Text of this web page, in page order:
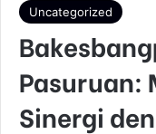
Uncategorized
Pasuruan:
Sinergi